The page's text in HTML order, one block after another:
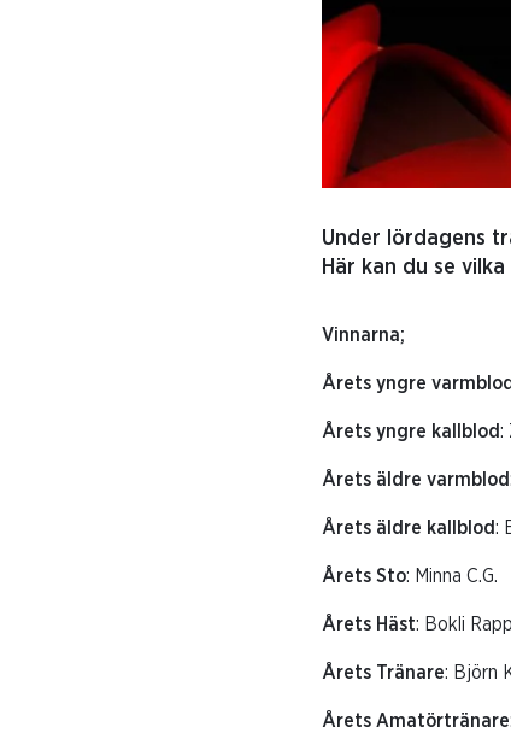
Under lördagens
Här kan du se vilka
Vinnarna;
Årets yngre varmblod
Årets yngre kallblod:
Årets äldre varmblod
Årets äldre kallblod:
Årets Sto: Minna C.G.
Årets Häst: Bokli
Årets Tränare: Björn
Årets Amatörtränare